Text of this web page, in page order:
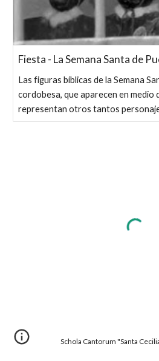
Fiesta - La Semana Santa de
Las figuras bíblicas de la Semana
cordobesa, que aparecen en medio
representan otros tantos
Schola Cantorum "Santa